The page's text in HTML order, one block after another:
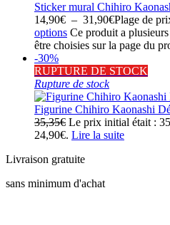
Sticker mural Chihiro
14,90€ – 31,90€Plage de
options Ce produit a
être choisies sur la page du
-30%
RUPTURE DE STOCK
Rupture de stock
Figurine Chihiro Kaonashi
35,35€ Le prix initial était :
24,90€. Lire la suite
Livraison gratuite
sans minimum d'achat